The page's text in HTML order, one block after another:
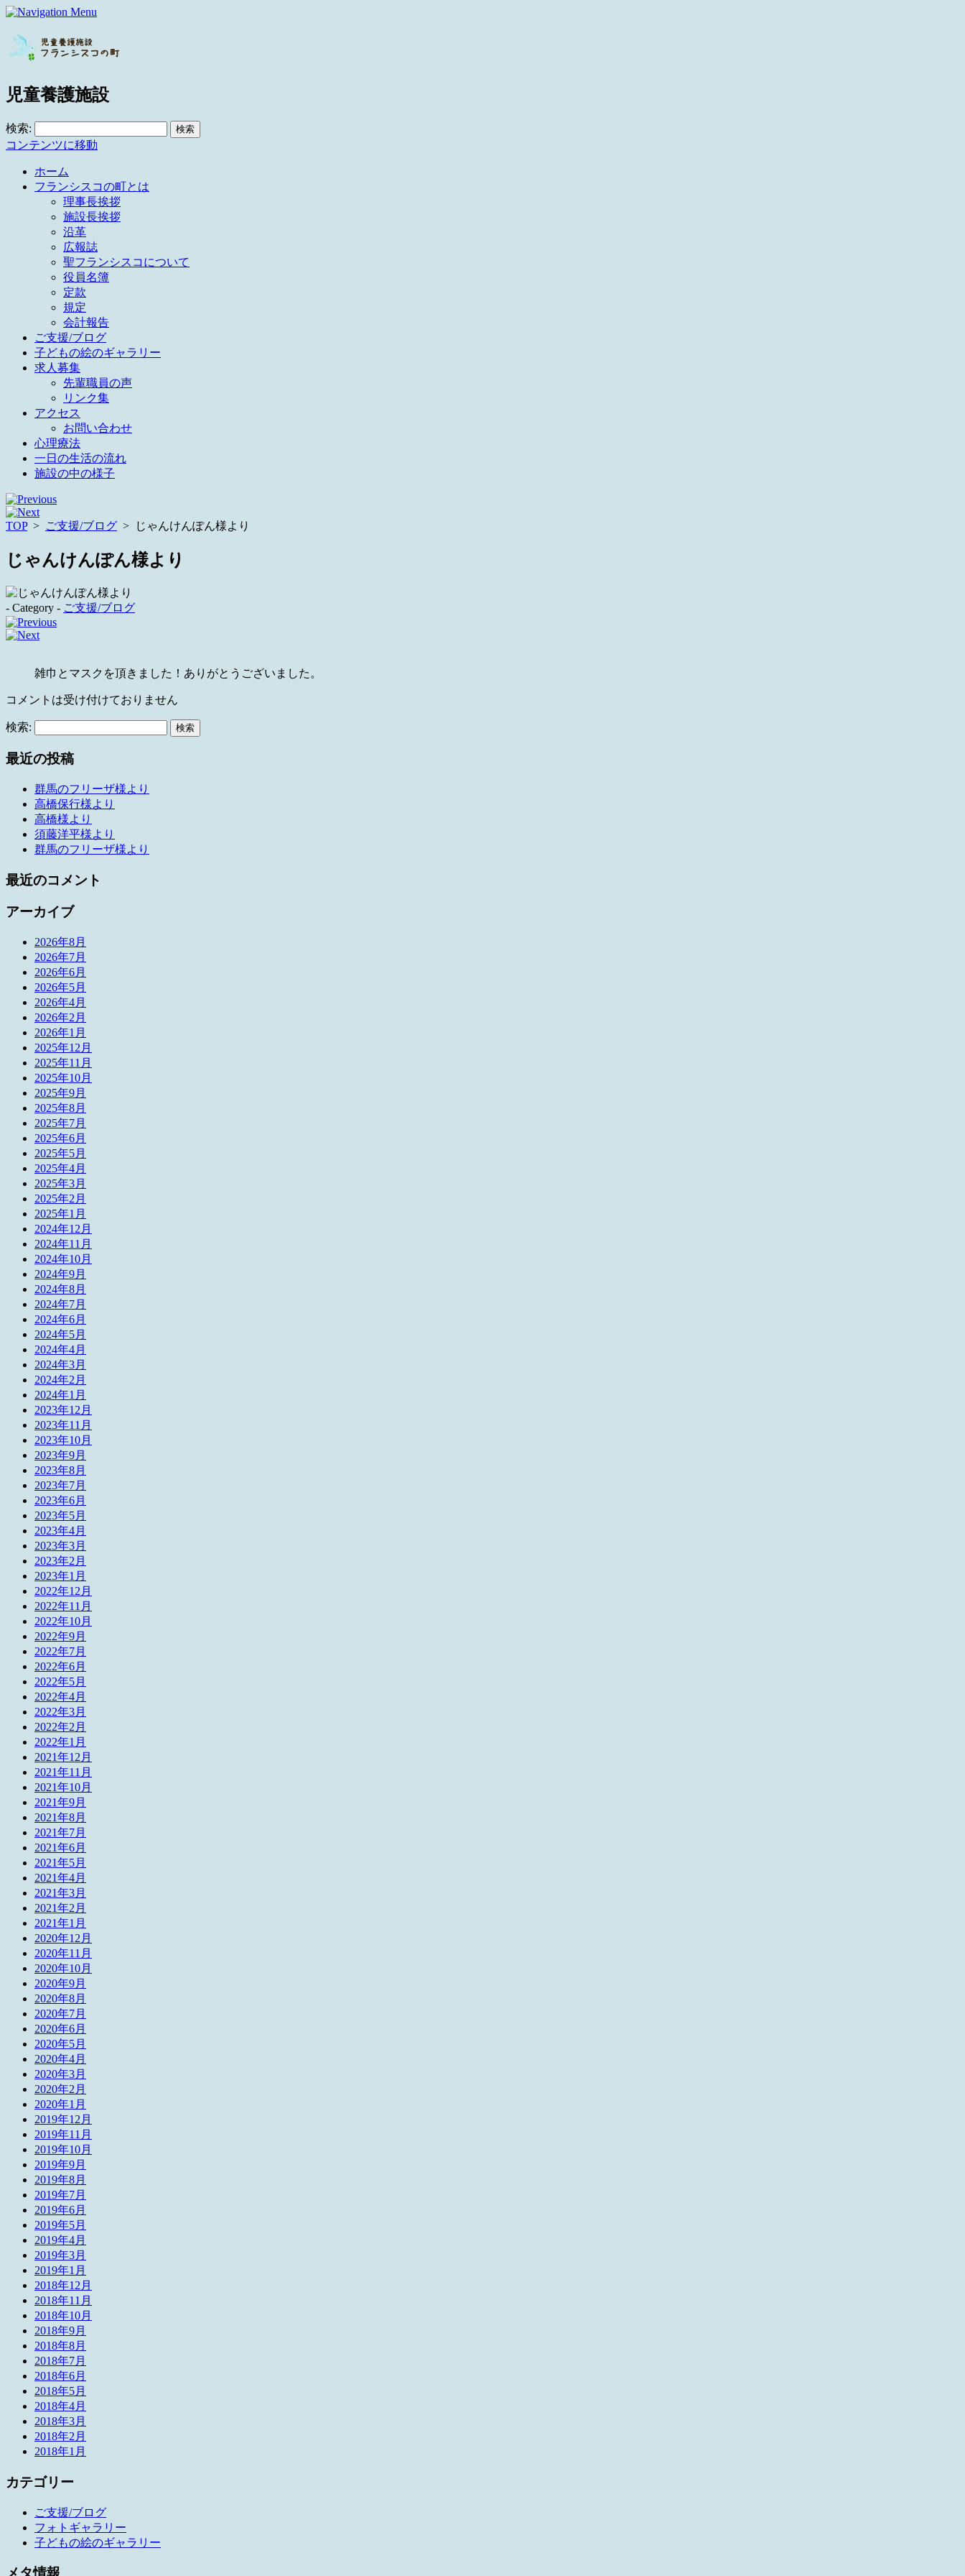
児童養護施設
検索:
コンテンツに移動
ホーム
フランシスコの町とは
理事長挨拶
施設長挨拶
沿革
広報誌
聖フランシスコについて
役員名簿
定款
規定
会計報告
ご支援/ブログ
子どもの絵のギャラリー
求人募集
先輩職員の声
リンク集
アクセス
お問い合わせ
心理療法
一日の生活の流れ
施設の中の様子
TOP> ご支援/ブログ > じゃんけんぽん様より
じゃんけんぽん様より
- Category - ご支援/ブログ
雑巾とマスクを頂きました！ありがとうございました。
コメントは受け付けておりません
検索:
最近の投稿
群馬のフリーザ様より
高橋保行様より
高橋様より
須藤洋平様より
群馬のフリーザ様より
最近のコメント
アーカイブ
2026年8月
2026年7月
2026年6月
2026年5月
2026年4月
2026年2月
2026年1月
2025年12月
2025年11月
2025年10月
2025年9月
2025年8月
2025年7月
2025年6月
2025年5月
2025年4月
2025年3月
2025年2月
2025年1月
2024年12月
2024年11月
2024年10月
2024年9月
2024年8月
2024年7月
2024年6月
2024年5月
2024年4月
2024年3月
2024年2月
2024年1月
2023年12月
2023年11月
2023年10月
2023年9月
2023年8月
2023年7月
2023年6月
2023年5月
2023年4月
2023年3月
2023年2月
2023年1月
2022年12月
2022年11月
2022年10月
2022年9月
2022年7月
2022年6月
2022年5月
2022年4月
2022年3月
2022年2月
2022年1月
2021年12月
2021年11月
2021年10月
2021年9月
2021年8月
2021年7月
2021年6月
2021年5月
2021年4月
2021年3月
2021年2月
2021年1月
2020年12月
2020年11月
2020年10月
2020年9月
2020年8月
2020年7月
2020年6月
2020年5月
2020年4月
2020年3月
2020年2月
2020年1月
2019年12月
2019年11月
2019年10月
2019年9月
2019年8月
2019年7月
2019年6月
2019年5月
2019年4月
2019年3月
2019年1月
2018年12月
2018年11月
2018年10月
2018年9月
2018年8月
2018年7月
2018年6月
2018年5月
2018年4月
2018年3月
2018年2月
2018年1月
カテゴリー
ご支援/ブログ
フォトギャラリー
子どもの絵のギャラリー